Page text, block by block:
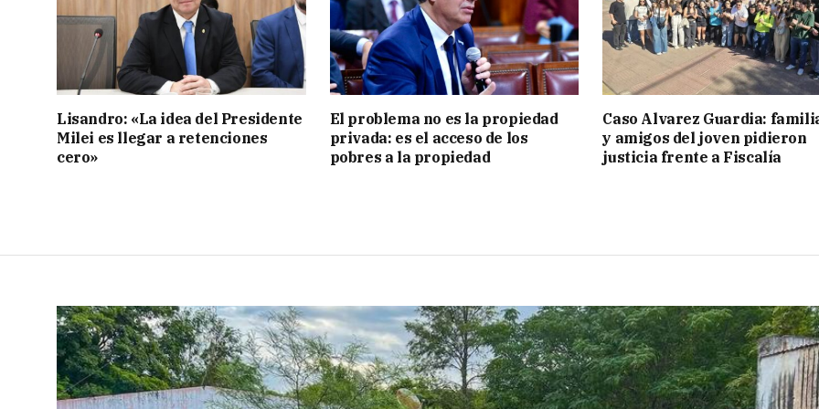
Lisandro: «La idea del Presidente
Milei es llegar a retenciones
cero»
El problema no es la propiedad
privada: es el acceso de los
pobres a la propiedad
Caso Alvarez Guardia:
y amigos del joven pidieron
justicia frente a Fiscalía